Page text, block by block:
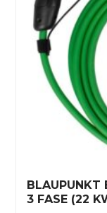
BLAUPUNKT
3 FASE (22